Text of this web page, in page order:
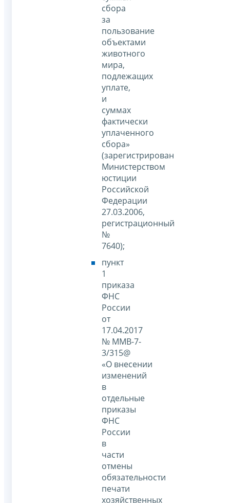
сбора
за
пользование
объектами
животного
мира,
подлежащих
уплате,
и
суммах
фактически
уплаченного
сбора»
(зарегистрирован
Министерством
юстиции
Российской
Федерации
27.03.2006,
регистрационный
№
7640);
пункт
1
приказа
ФНС
России
от
17.04.2017
№ ММВ-7-
3/315@
«О внесении
изменений
в
отдельные
приказы
ФНС
России
в
части
отмены
обязательности
печати
хозяйственных